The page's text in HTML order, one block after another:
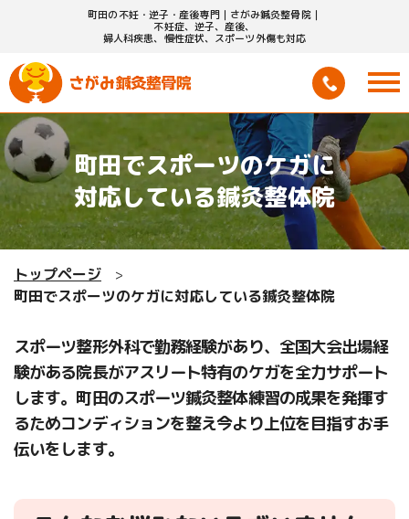
町田の不妊・逆子・産後専門｜さがみ鍼灸整骨院｜
不妊症、逆子、産後、
婦人科疾患、慢性症状、スポーツ外傷も対応
町田でスポーツのケガに
対応している鍼灸整体院
トップページ
町田でスポーツのケガに対応している鍼灸整体院
スポーツ整形外科で勤務経験があり、全国大会出場経
験がある院長がアスリート特有のケガを全力サポート
します。町田のスポーツ鍼灸整体練習の成果を発揮す
るためコンディションを整え今より上位を目指すお手
伝いをします。